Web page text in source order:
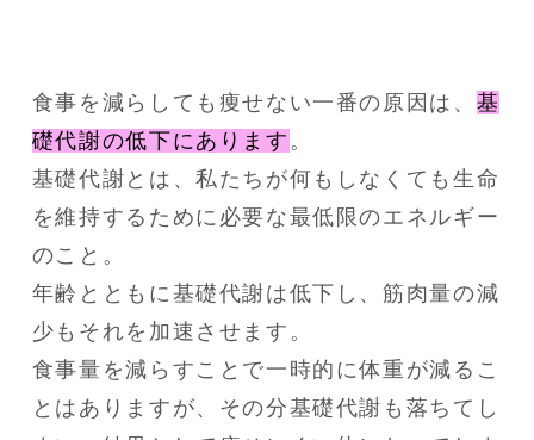
食事を減らしても痩せない一番の原因は、 基
礎代謝の低下にあります 。
基礎代謝とは、私たちが何もしなくても生命
を維持するために必要な最低限のエネルギー
のこと。
年齢とともに基礎代謝は低下し、筋肉量の減
少もそれを加速させます。
食事量を減らすことで一時的に体重が減るこ
とはありますが、その分基礎代謝も落ちてし